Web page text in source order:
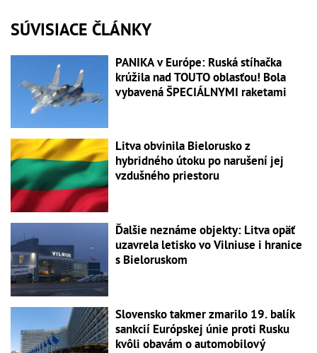
SÚVISIACE ČLÁNKY
PANIKA v Európe: Ruská stíhačka
krúžila nad TOUTO oblasťou! Bola
vybavená ŠPECIÁLNYMI raketami
Litva obvinila Bielorusko z
hybridného útoku po narušení jej
vzdušného priestoru
Ďalšie neznáme objekty: Litva opäť
uzavrela letisko vo Vilniuse i hranice
s Bieloruskom
Slovensko takmer zmarilo 19. balík
sankcií Európskej únie proti Rusku
kvôli obavám o automobilový